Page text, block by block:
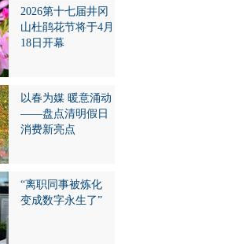
2026第十七届井冈
山杜鹃花节将于4月
18日开幕
以春为媒 暖意涌动
——盘点清明假日
消费新亮点
“离职同事被炼化
变成数字永生了”